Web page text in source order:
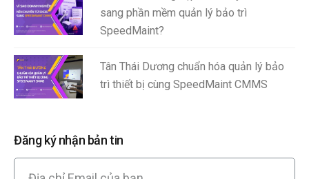
sang phần mềm quản lý bảo trì
SpeedMaint?
Tân Thái Dương chuẩn hóa quản lý bảo
trì thiết bị cùng SpeedMaint CMMS
Đăng ký nhận bản tin